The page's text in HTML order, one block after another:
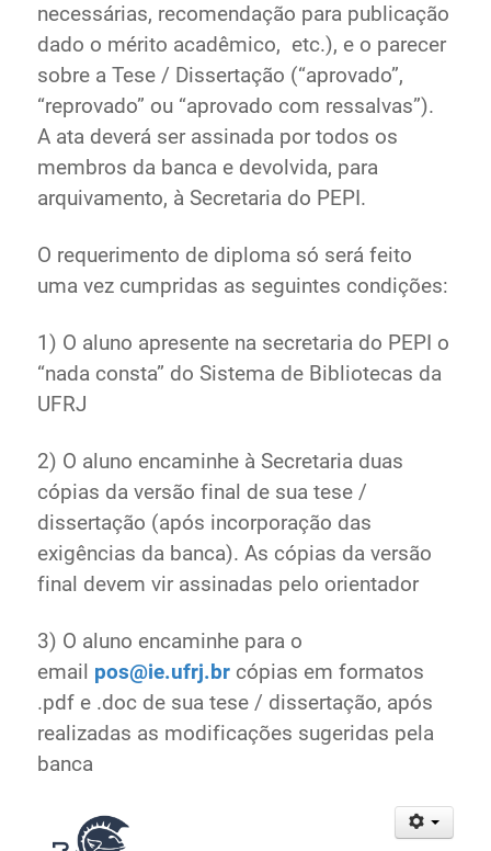
necessárias, recomendação para publicação
dado o mérito acadêmico, etc.), e o parecer
sobre a Tese / Dissertação (“aprovado”,
“reprovado” ou “aprovado com ressalvas”).
A ata deverá ser assinada por todos os
membros da banca e devolvida, para
arquivamento, à Secretaria do PEPI.
O requerimento de diploma só será feito
uma vez cumpridas as seguintes condições:
1) O aluno apresente na secretaria do PEPI o
“nada consta” do Sistema de Bibliotecas da
UFRJ
2) O aluno encaminhe à Secretaria duas
cópias da versão final de sua tese /
dissertação (após incorporação das
exigências da banca). As cópias da versão
final devem vir assinadas pelo orientador
3) O aluno encaminhe para o
email pos@ie.ufrj.brcópias em formatos
.pdf e .doc de sua tese / dissertação, após
realizadas as modificações sugeridas pela
banca